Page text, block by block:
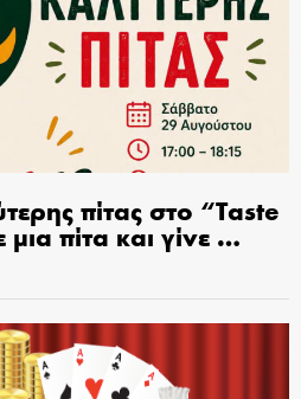
πίτας στο “Taste
πίτα και γίνε …